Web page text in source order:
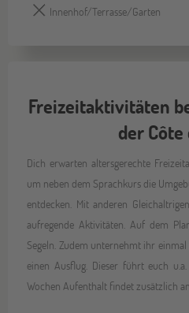
Innenhof/Terrasse/Garten
Freizeitaktivitäten
der Côte
Dich erwarten altersgerechte
um neben dem Sprachkurs die
entdecken. Mit anderen
aufregende Aktivitäten. Auf dem
Segeln. Zudem unternehmt ihr
einen Ausflug. Dieser führt euch
Wochen Aufenthalt findet zusätzlich